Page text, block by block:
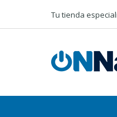
Tu tienda